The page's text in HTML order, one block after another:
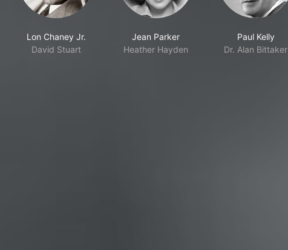
Lon Chaney Jr.
David Stuart
Jean Parker
Heather Hayden
Paul Kelly
Dr. Alan Bittaker